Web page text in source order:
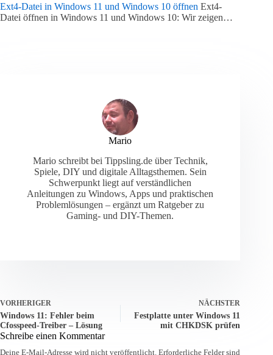
Ext4-Datei in Windows 11 und Windows 10 öffnen Ext4-
Datei öffnen in Windows 11 und Windows 10: Wir zeigen…
Mario
Mario schreibt bei Tippsling.de über Technik,
Spiele, DIY und digitale Alltagsthemen. Sein
Schwerpunkt liegt auf verständlichen
Anleitungen zu Windows, Apps und praktischen
Problemlösungen – ergänzt um Ratgeber zu
Gaming- und DIY-Themen.
VORHERIGER
Windows 11: Fehler beim
Cfosspeed-Treiber – Lösung
NÄCHSTER
Festplatte unter Windows 11
mit CHKDSK prüfen
Schreibe einen Kommentar
Deine E-Mail-Adresse wird nicht veröffentlicht. Erforderliche Felder sind